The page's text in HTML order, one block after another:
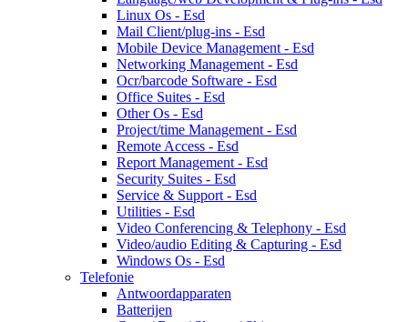
Linux Os - Esd
Mail Client/plug-ins - Esd
Mobile Device Management - Esd
Networking Management - Esd
Ocr/barcode Software - Esd
Office Suites - Esd
Other Os - Esd
Project/time Management - Esd
Remote Access - Esd
Report Management - Esd
Security Suites - Esd
Service & Support - Esd
Utilities - Esd
Video Conferencing & Telephony - Esd
Video/audio Editing & Capturing - Esd
Windows Os - Esd
Telefonie
Antwoordapparaten
Batterijen